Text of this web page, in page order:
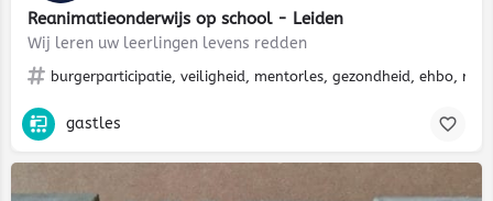
Reanimatieonderwijs op school - Leiden
Wij leren uw leerlingen levens redden
burgerparticipatie, veiligheid, mentorles, gezondheid, ehbo,
gastles